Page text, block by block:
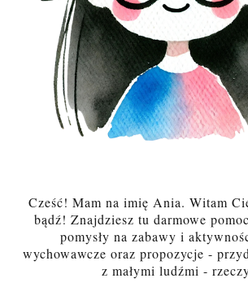
Cześć! Mam na imię Ania. Witam
bądź! Znajdziesz tu darmowe
pomysły na zabawy i
wychowawcze oraz propozycje -
z małymi ludźmi -